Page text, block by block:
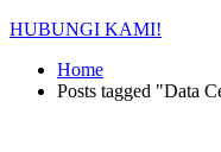
HUBUNGI KAMI!
Home
Posts tagged "Data